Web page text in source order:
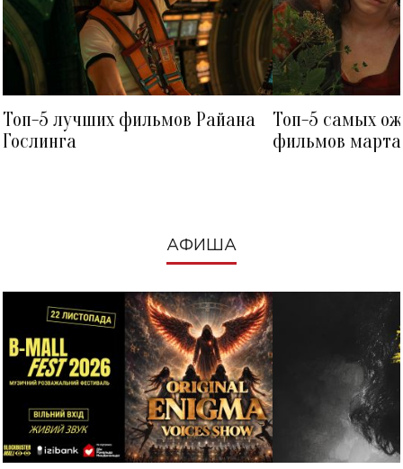
Топ-5 лучших фильмов Райана
Гослинга
Топ-5 самых
фильмов
АФИША